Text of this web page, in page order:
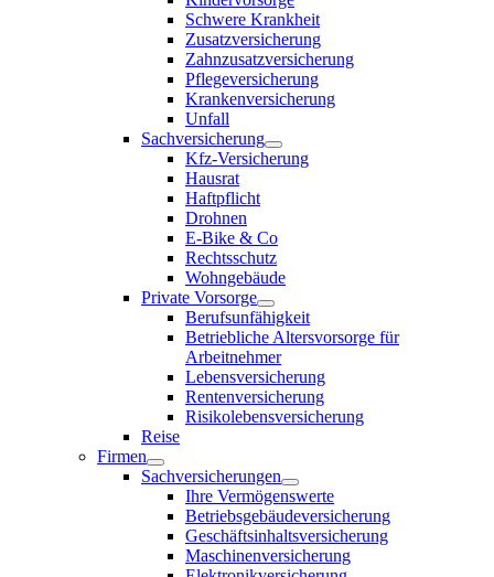
Schwere Krankheit
Zusatzversicherung
Zahnzusatzversicherung
Pflegeversicherung
Krankenversicherung
Unfall
Sachversicherung
Kfz-Versicherung
Hausrat
Haftpflicht
Drohnen
E-Bike & Co
Rechtsschutz
Wohngebäude
Private Vorsorge
Berufsunfähigkeit
Betriebliche Altersvorsorge für
Arbeitnehmer
Lebensversicherung
Rentenversicherung
Risikolebensversicherung
Reise
Firmen
Sachversicherungen
Ihre Vermögenswerte
Betriebsgebäudeversicherung
Geschäftsinhaltsversicherung
Maschinenversicherung